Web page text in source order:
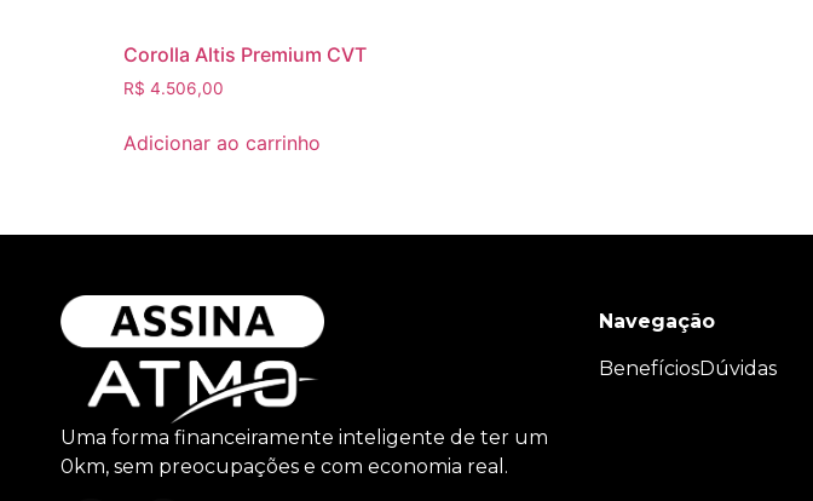
Corolla Altis Premium CVT
R$ 4.506,00
Adicionar ao carrinho
Uma forma financeiramente inteligente de ter um
0km, sem preocupações e com economia real.
Navegação
BenefíciosDúvidas